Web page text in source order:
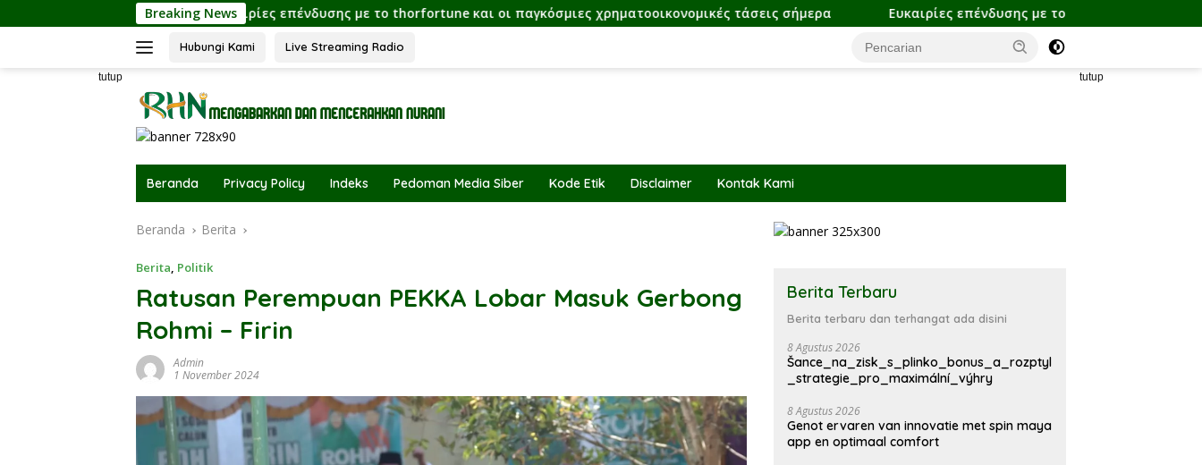
ke
Breaking News
Ευκαιρίες επένδυσης με το thorfortune και οι παγκόσμιες χρηματοοικονομικές τάσεις σήμερα Ευκαιρίες επένδυσης με το thorfortune και οι παγκόσμιες
Hubungi Kami Live Streaming Radio
tutup tutup
Beranda Privacy Policy Indeks Pedoman Media Siber Kode Etik Disclaimer Kontak Kami
Beranda Berita
Berita, Politik
Ratusan Perempuan PEKKA Lobar Masuk Gerbong
Rohmi – Firin
Admin
1 November 2024
Berita Terbaru
Berita terbaru dan terhangat ada disini
8 Agustus 2026
Šance_na_zisk_s_plinko_bonus_a_rozptyl
_strategie_pro_maximální_výhry
8 Agustus 2026
Genot ervaren van innovatie met spin maya
app en optimaal comfort